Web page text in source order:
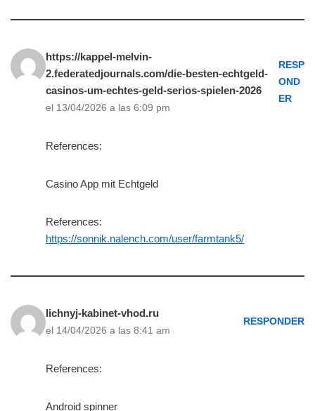
https://kappel-melvin-
2.federatedjournals.com/die-besten-echtgeld-
casinos-um-echtes-geld-serios-spielen-2026
el 13/04/2026 a las 6:09 pm
RESP
OND
ER
References:
Casino App mit Echtgeld
References:
https://sonnik.nalench.com/user/farmtank5/
lichnyj-kabinet-vhod.ru
el 14/04/2026 a las 8:41 am
RESPONDER
References:
Android spinner